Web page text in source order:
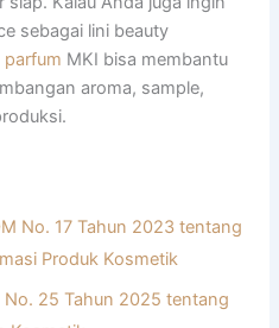
sebagai lini beauty
parfum MKI bisa membantu
aroma, sample,
No. 17 Tahun 2023 tentang
Produk Kosmetik
No. 25 Tahun 2025 tentang